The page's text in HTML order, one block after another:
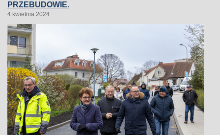
PRZEBUDOWIE.
4 kwietnia 2024